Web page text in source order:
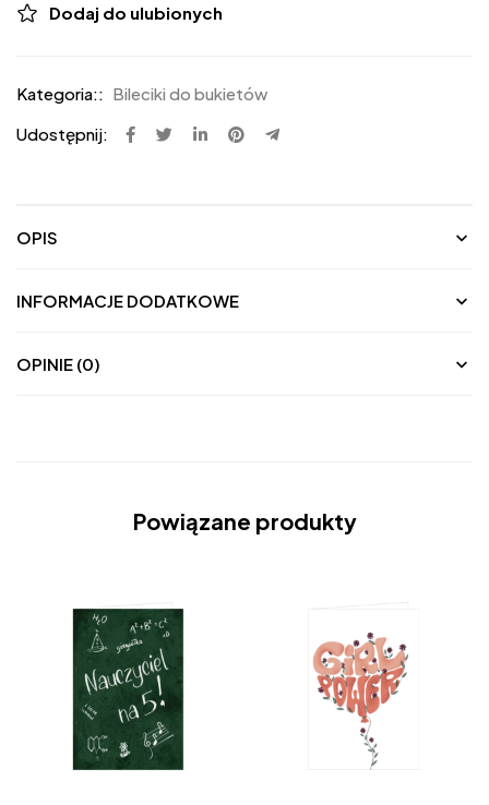
Dodaj do ulubionych
Kategoria:: Bileciki do bukietów
Udostępnij:
OPIS
INFORMACJE DODATKOWE
OPINIE (0)
Powiązane produkty